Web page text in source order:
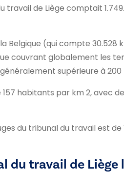
travail de Liège comptait
Belgique (qui compte
couvrant globalement les
supérieure à 200
habitants par km 2, avec
du tribunal du travail est de
du travail de Liège